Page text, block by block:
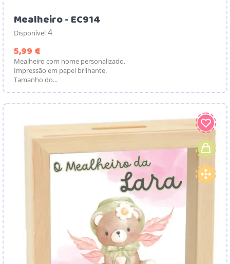
Mealheiro - EC914
Disponível 4
5,99 €
Mealheiro com nome personalizado.
Impressão em papel brilhante.
Tamanho do...